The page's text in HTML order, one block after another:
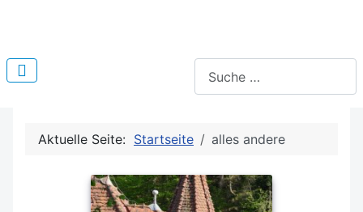
Aktuelle Seite: Startseite alles andere